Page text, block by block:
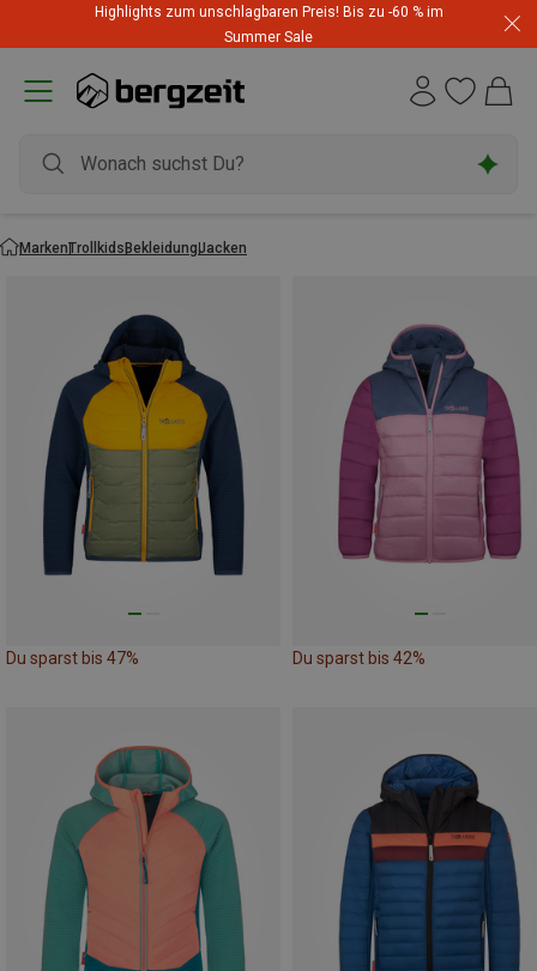
Highlights zum unschlagbaren Preis! Bis zu -60 % im
Summer Sale
MarkenTrollkidsBekleidungJacken
Du sparst bis 47% Du sparst bis 42%